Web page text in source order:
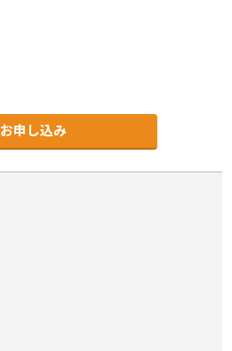
お申し込み